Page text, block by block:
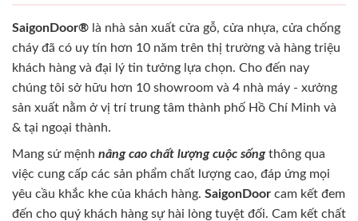
SaigonDoor® là nhà sản xuất cửa gỗ, cửa nhựa, cửa chống
cháy đã có uy tín hơn 10 năm trên thị trường và hàng triệu
khách hàng và đại lý tin tưởng lựa chọn. Cho đến nay
chúng tôi sở hữu hơn 10 showroom và 4 nhà máy - xưởng
sản xuất nằm ở vị trí trung tâm thành phố Hồ Chí Minh và
& tại ngoại thành.
Mang sứ mệnh nâng cao chất lượng cuộc sốngthông qua
việc cung cấp các sản phẩm chất lượng cao, đáp ứng mọi
yêu cầu khắc khe của khách hàng. SaigonDoor cam kết đem
đến cho quý khách hàng sự hài lòng tuyệt đối. Cam kết chất